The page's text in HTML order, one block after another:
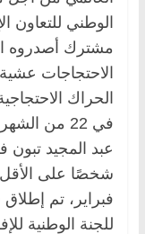
مشترك أصدروه
الاحتجاجات عشية
الحراك
في 22 من
للجنة الوطنية